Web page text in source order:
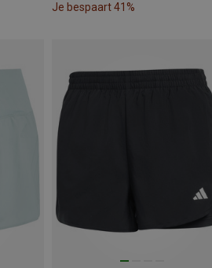
Je bespaart 41%